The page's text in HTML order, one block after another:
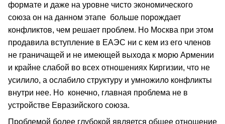
формате и даже на уровне чисто экономического
союза он на данном этапе больше порождает
конфликтов, чем решает проблем. Но Москва при этом
продавила вступление в ЕАЭС ни с кем из его членов
не граничащей и не имеющей выхода к морю Армении
и крайне слабой во всех отношениях Киргизии, что не
усилило, а ослабило структуру и умножило конфликты
внутри нее. Но конечно, главная проблема не в
устройстве Евразийского союза.
Проблемой более глубокой является общее отношение